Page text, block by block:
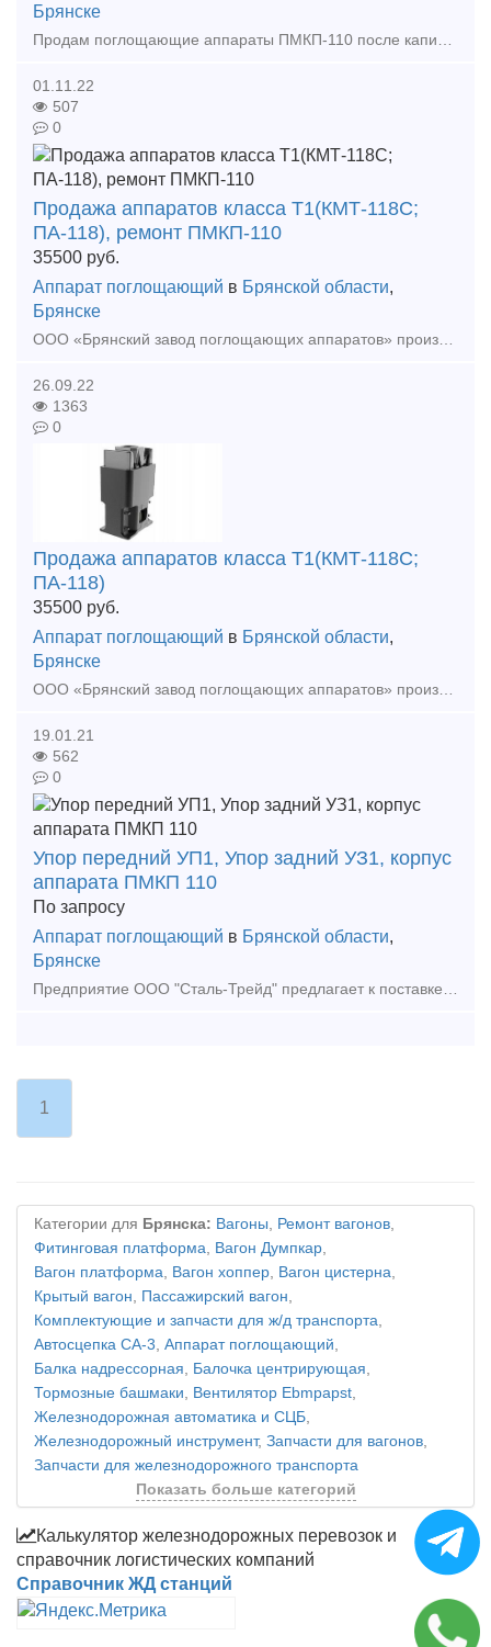
Брянске
01.11.22
507
0
Продажа аппаратов класса Т1(КМТ-118С;
ПА-118), ремонт ПМКП-110
35500 руб.
Аппарат поглощающий в Брянской области,
Брянске
26.09.22
1363
0
Продажа аппаратов класса Т1(КМТ-118С;
ПА-118)
35500 руб.
Аппарат поглощающий в Брянской области,
Брянске
19.01.21
562
0
Упор передний УП1, Упор задний УЗ1, корпус
аппарата ПМКП 110
По запросу
Аппарат поглощающий в Брянской области,
Брянске
1
Категории для Брянска: Вагоны, Ремонт вагонов,
Фитинговая платформа, Вагон Думпкар,
Вагон платформа, Вагон хоппер, Вагон цистерна,
Крытый вагон, Пассажирский вагон,
Комплектующие и запчасти для ж/д транспорта,
Автосцепка СА-3, Аппарат поглощающий,
Балка надрессорная, Балочка центрирующая,
Тормозные башмаки, Вентилятор Ebmpapst,
Железнодорожная автоматика и СЦБ,
Железнодорожный инструмент, Запчасти для вагонов,
Запчасти для железнодорожного транспорта
Показать больше категорий
Калькулятор железнодорожных перевозок и
справочник логистических компаний
Справочник ЖД станций